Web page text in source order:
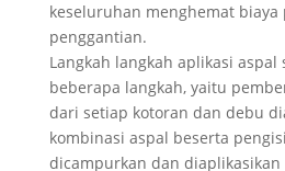
keseluruhan menghemat biaya
penggantian.
Langkah langkah aplikasi
beberapa langkah, yaitu
dari setiap kotoran dan debu
kombinasi aspal beserta
dicampurkan dan diaplikasikan